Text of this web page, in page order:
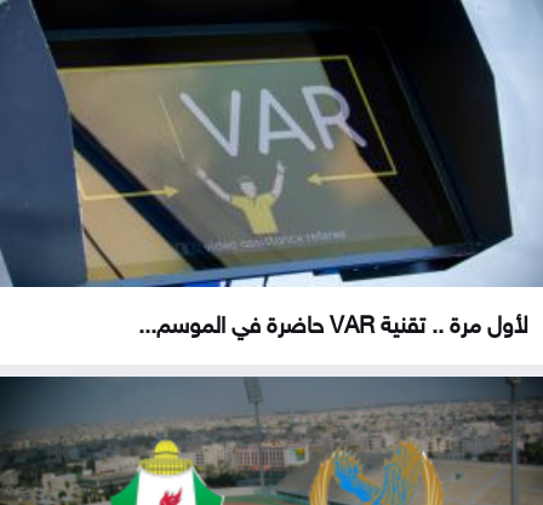
لأول مرة .. تقنية VAR حاضرة في الموسم...